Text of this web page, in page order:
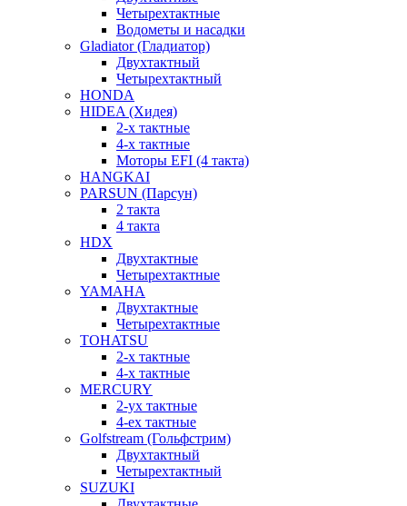
Четырехтактные
Водометы и насадки
Gladiator (Гладиатор)
Двухтактный
Четырехтактный
HONDA
HIDEA (Хидея)
2-х тактные
4-х тактные
Моторы EFI (4 такта)
HANGKAI
PARSUN (Парсун)
2 такта
4 такта
HDX
Двухтактные
Четырехтактные
YAMAHA
Двухтактные
Четырехтактные
TOHATSU
2-х тактные
4-х тактные
MERCURY
2-ух тактные
4-ех тактные
Golfstream (Гольфстрим)
Двухтактный
Четырехтактный
SUZUKI